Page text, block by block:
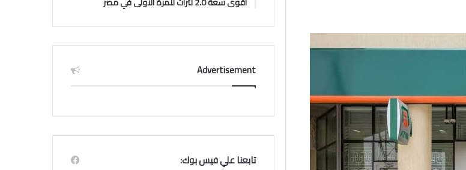
Advertisement
تابعنا علي فيس بوك: